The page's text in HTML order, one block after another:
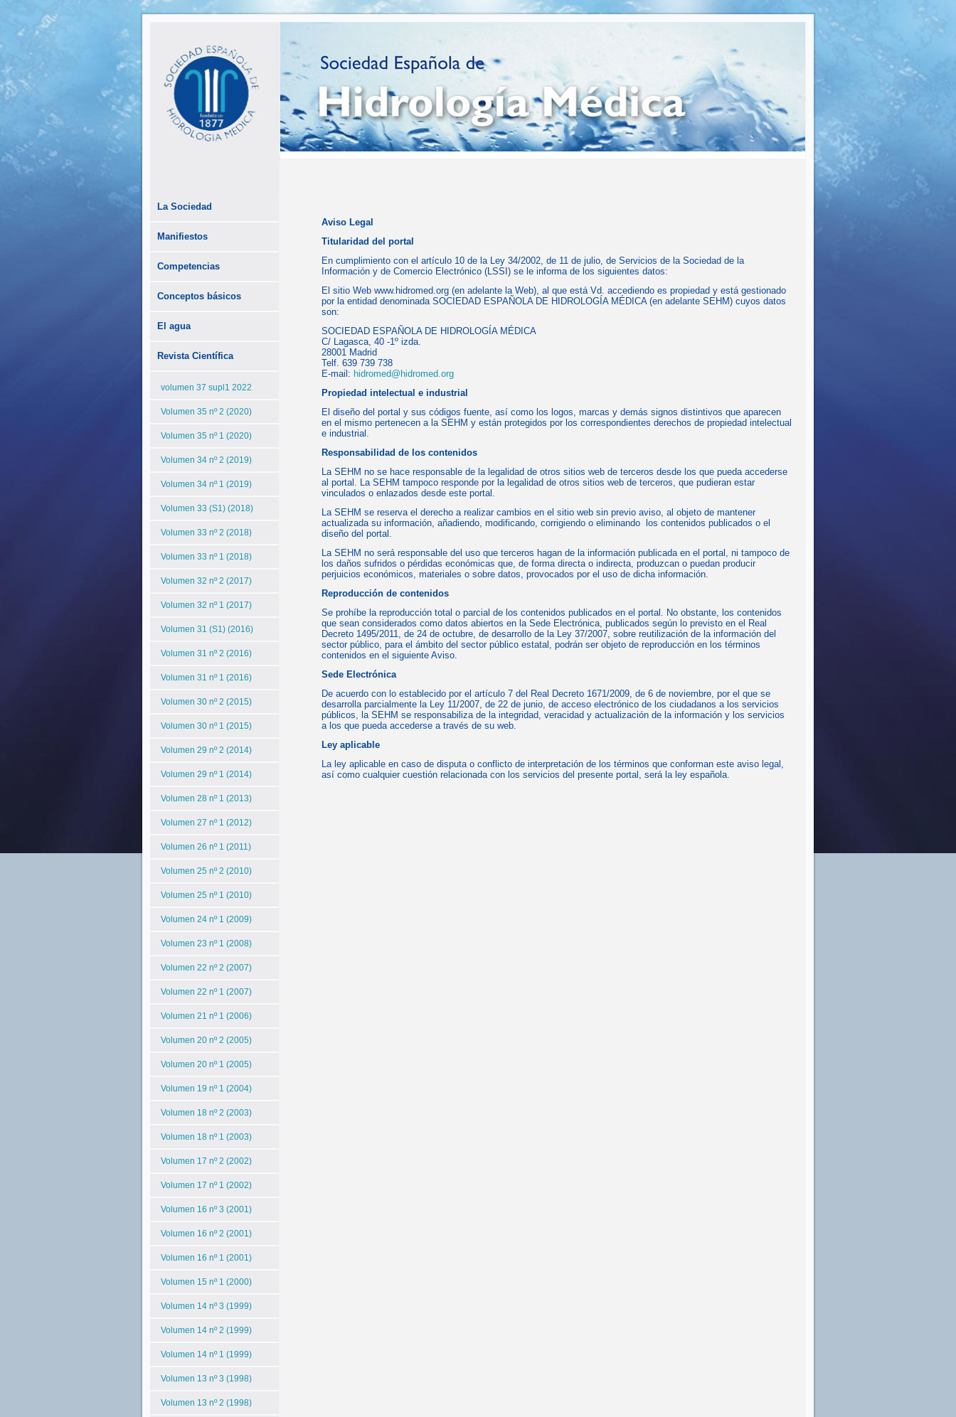
La Sociedad
Manifiestos
Competencias
Conceptos básicos
El agua
Revista Científica
volumen 37 supl1 2022
Volumen 35 nº 2 (2020)
Volumen 35 nº 1 (2020)
Volumen 34 nº 2 (2019)
Volumen 34 nº 1 (2019)
Volumen 33 (S1) (2018)
Volumen 33 nº 2 (2018)
Volumen 33 nº 1 (2018)
Volumen 32 nº 2 (2017)
Volumen 32 nº 1 (2017)
Volumen 31 (S1) (2016)
Volumen 31 nº 2 (2016)
Volumen 31 nº 1 (2016)
Volumen 30 nº 2 (2015)
Volumen 30 nº 1 (2015)
Volumen 29 nº 2 (2014)
Volumen 29 nº 1 (2014)
Volumen 28 nº 1 (2013)
Volumen 27 nº 1 (2012)
Volumen 26 nº 1 (2011)
Volumen 25 nº 2 (2010)
Volumen 25 nº 1 (2010)
Volumen 24 nº 1 (2009)
Volumen 23 nº 1 (2008)
Volumen 22 nº 2 (2007)
Volumen 22 nº 1 (2007)
Volumen 21 nº 1 (2006)
Volumen 20 nº 2 (2005)
Volumen 20 nº 1 (2005)
Volumen 19 nº 1 (2004)
Volumen 18 nº 2 (2003)
Volumen 18 nº 1 (2003)
Volumen 17 nº 2 (2002)
Volumen 17 nº 1 (2002)
Volumen 16 nº 3 (2001)
Volumen 16 nº 2 (2001)
Volumen 16 nº 1 (2001)
Volumen 15 nº 1 (2000)
Volumen 14 nº 3 (1999)
Volumen 14 nº 2 (1999)
Volumen 14 nº 1 (1999)
Volumen 13 nº 3 (1998)
Volumen 13 nº 2 (1998)
Aviso Legal
Titularidad del portal
En cumplimiento con el artículo 10 de la Ley 34/2002, de 11 de julio, de Servicios de la Sociedad de la
Información y de Comercio Electrónico (LSSI) se le informa de los siguientes datos:
El sitio Web www.hidromed.org (en adelante la Web), al que está Vd. accediendo es propiedad y está gestionado
por la entidad denominada SOCIEDAD ESPAÑOLA DE HIDROLOGÍA MÉDICA (en adelante SEHM) cuyos datos
son:
SOCIEDAD ESPAÑOLA DE HIDROLOGÍA MÉDICA
C/ Lagasca, 40 -1º izda.
28001 Madrid
Telf. 639 739 738
E-mail: hidromed@hidromed.org
Propiedad intelectual e industrial
El diseño del portal y sus códigos fuente, así como los logos, marcas y demás signos distintivos que aparecen
en el mismo pertenecen a la SEHM y están protegidos por los correspondientes derechos de propiedad intelectual
e industrial.
Responsabilidad de los contenidos
La SEHM no se hace responsable de la legalidad de otros sitios web de terceros desde los que pueda accederse
al portal. La SEHM tampoco responde por la legalidad de otros sitios web de terceros, que pudieran estar
vinculados o enlazados desde este portal.
La SEHM se reserva el derecho a realizar cambios en el sitio web sin previo aviso, al objeto de mantener
actualizada su información, añadiendo, modificando, corrigiendo o eliminando los contenidos publicados o el
diseño del portal.
La SEHM no será responsable del uso que terceros hagan de la información publicada en el portal, ni tampoco de
los daños sufridos o pérdidas económicas que, de forma directa o indirecta, produzcan o puedan producir
perjuicios económicos, materiales o sobre datos, provocados por el uso de dicha información.
Reproducción de contenidos
Se prohíbe la reproducción total o parcial de los contenidos publicados en el portal. No obstante, los contenidos
que sean considerados como datos abiertos en la Sede Electrónica, publicados según lo previsto en el Real
Decreto 1495/2011, de 24 de octubre, de desarrollo de la Ley 37/2007, sobre reutilización de la información del
sector público, para el ámbito del sector público estatal, podrán ser objeto de reproducción en los términos
contenidos en el siguiente Aviso.
Sede Electrónica
De acuerdo con lo establecido por el artículo 7 del Real Decreto 1671/2009, de 6 de noviembre, por el que se
desarrolla parcialmente la Ley 11/2007, de 22 de junio, de acceso electrónico de los ciudadanos a los servicios
públicos, la SEHM se responsabiliza de la integridad, veracidad y actualización de la información y los servicios
a los que pueda accederse a través de su web.
Ley aplicable
La ley aplicable en caso de disputa o conflicto de interpretación de los términos que conforman este aviso legal,
así como cualquier cuestión relacionada con los servicios del presente portal, será la ley española.